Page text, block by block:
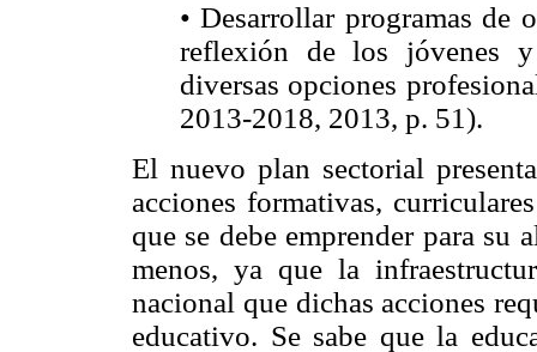
• Desarrollar programas de
reflexión de los jóvenes
diversas opciones
2013-2018, 2013, p. 51).
El nuevo plan sectorial
acciones formativas,
que se debe emprender para
menos, ya que la
nacional que dichas acciones
educativo. Se sabe que la